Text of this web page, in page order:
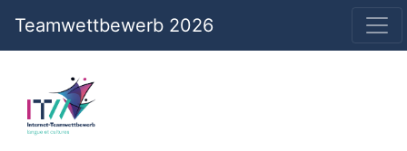
Teamwettbewerb 2026